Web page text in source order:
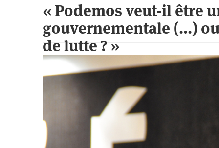
Université
Université
d’été
Université
d’été
2009
Université
Vidéos
Qui
sommes-
nous
« Podemos veut-il être
gouvernementale (...)
de lutte ? »